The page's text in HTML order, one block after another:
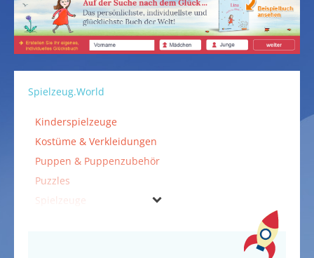
Spielzeug.World
Kinderspielzeuge
Kostüme & Verkleidungen
Puppen & Puppenzubehör
Puzzles
Spielzeuge